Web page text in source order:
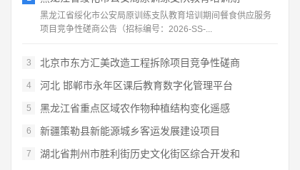
黑龙江省绥化市公安局原训练支队教育培训期间餐食供应服务
项目竞争性磋商公告（招标编号：2026‑SS‑...
3 北京市东方汇美改造工程拆除项目竞争性磋商
4 河北 邯郸市永年区课后教育数字化管理平台
5 黑龙江省重点区域农作物种植结构变化遥感
6 新疆策勒县新能源城乡客运发展建设项目
7 湖北省荆州市胜利街历史文化街区综合开发和